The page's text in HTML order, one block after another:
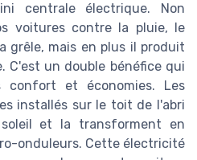
centrale électrique. Non
voitures contre la pluie, le
grêle, mais en plus il produit
C'est un double bénéfice qui
et économies. Les
installés sur le toit de l'abri
et la transforment en
onduleurs. Cette électricité